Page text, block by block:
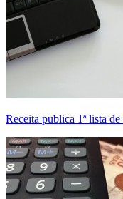
Receita publica 1ª lista